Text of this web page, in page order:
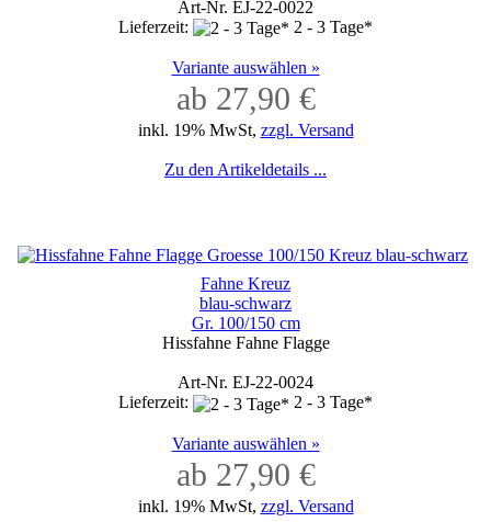
Art-Nr. EJ-22-0022
Lieferzeit:
2 - 3 Tage*
Variante auswählen »
ab 27,90 €
inkl. 19% MwSt, zzgl. Versand
Zu den Artikeldetails ...
Fahne Kreuz
blau-schwarz
Gr. 100/150 cm
Hissfahne Fahne Flagge
Art-Nr. EJ-22-0024
Lieferzeit:
2 - 3 Tage*
Variante auswählen »
ab 27,90 €
inkl. 19% MwSt, zzgl. Versand